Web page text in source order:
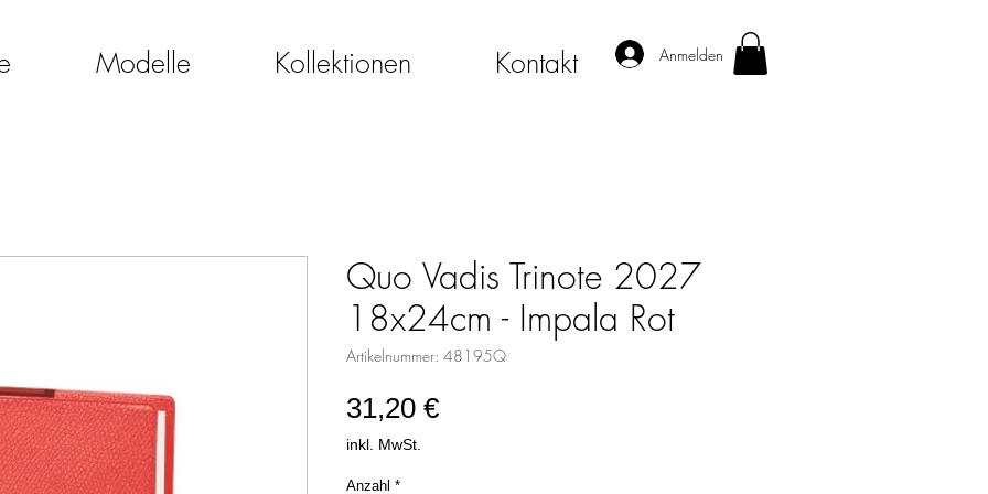
Modelle Kollektionen Kontakt Anmelden
Quo Vadis Trinote 2027
18x24cm - Impala Rot
Artikelnummer: 48195Q
31,20 €Preis
inkl. MwSt.
Anzahl *